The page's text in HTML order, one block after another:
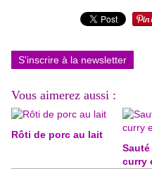
S'inscrire à la newsletter
Vous aimerez aussi :
Rôti de porc au lait
curry